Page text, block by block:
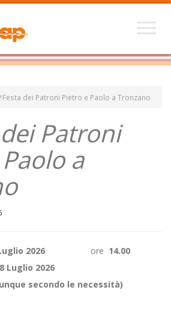
dei Patroni Pietro e Paolo a Tronzano
Patroni
a
2 Luglio 2026 ore 14.00
2026
le necessità)